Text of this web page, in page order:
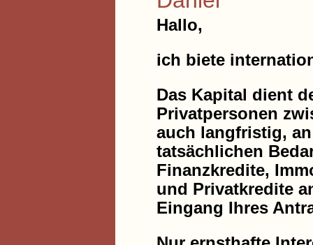
Hallo,
ich biete
Das Kapital dient
Privatpersonen
auch langfristig,
tatsächlichen
Finanzkredite,
und Privatkredite
Eingang Ihres